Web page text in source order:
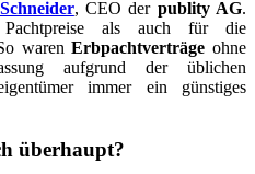
, CEO der publity AG.
als auch für die
warenErbpachtverträge ohne
aufgrund der üblichen
immer ein günstiges
überhaupt?